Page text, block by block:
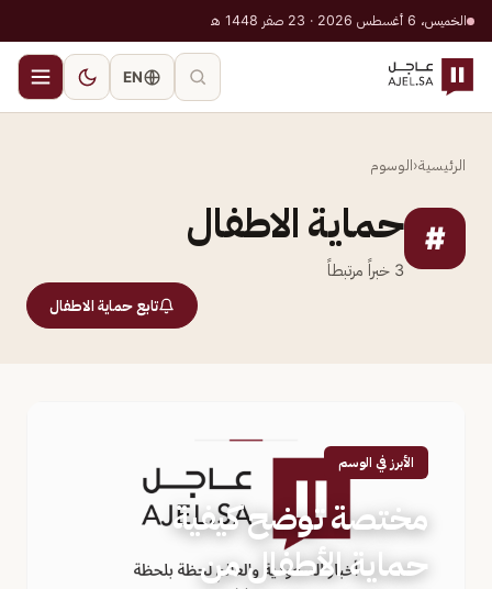
الخميس، 6 أغسطس 2026 · 23 صفر 1448 هـ
EN
الرئيسية‹الوسوم
# حماية الاطفال
3 خبراً مرتبطاً
تابع حماية الاطفال
الأبرز في الوسم
مختصة توضح كيفية
حماية الأطفال من